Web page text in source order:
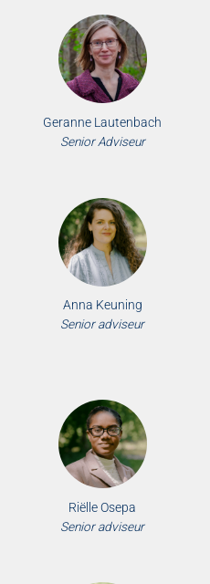
Geranne Lautenbach
Senior Adviseur
Anna Keuning
Senior adviseur
Riëlle Osepa
Senior adviseur